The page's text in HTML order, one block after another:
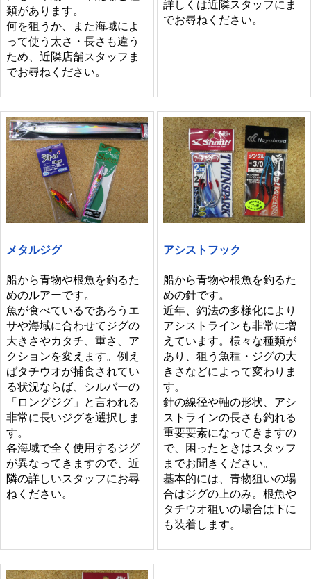
類があります。
何を狙うか、また海域によ
って使う太さ・長さも違う
ため、近隣店舗スタッフま
でお尋ねください。
詳しくは近隣スタッフにま
でお尋ねください。
メタルジグ
船から青物や根魚を釣るた
めのルアーです。
魚が食べているであろうエ
サや海域に合わせてジグの
大きさやカタチ、重さ、ア
クションを変えます。例え
ばタチウオが捕食されてい
る状況ならば、シルバーの
「ロングジグ」と言われる
非常に長いジグを選択しま
す。
各海域で全く使用するジグ
が異なってきますので、近
隣の詳しいスタッフにお尋
ねください。
アシストフック
船から青物や根魚を釣るた
めの針です。
近年、釣法の多様化により
アシストラインも非常に増
えています。様々な種類が
あり、狙う魚種・ジグの大
きさなどによって変わりま
す。
針の線径や軸の形状、アシ
ストラインの長さも釣れる
重要要素になってきますの
で、困ったときはスタッフ
までお聞きください。
基本的には、青物狙いの場
合はジグの上のみ。根魚や
タチウオ狙いの場合は下に
も装着します。